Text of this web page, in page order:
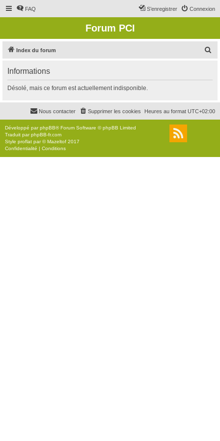
FAQ Connexion
S’enregistrer
Forum PCI
Index du forum
r
c
r
Informations
Désolé, mais ce forum est actuellement indisponible.
Heures au format UTC+02:00
Supprimer les cookies
Nous contacter
Développé parphpBB® Forum Software © phpBB Limited
Traduit parphpBB-fr.com
Style proflat par ©Mazeltof 2017
Confidentialité | Conditions